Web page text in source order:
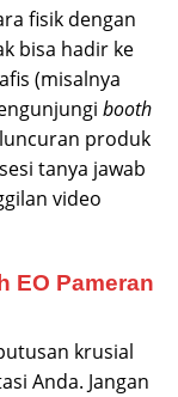
fisik dengan
bisa hadir ke
(misalnya
booth
produk
tanya jawab
video
EO Pameran
krusial
Anda. Jangan